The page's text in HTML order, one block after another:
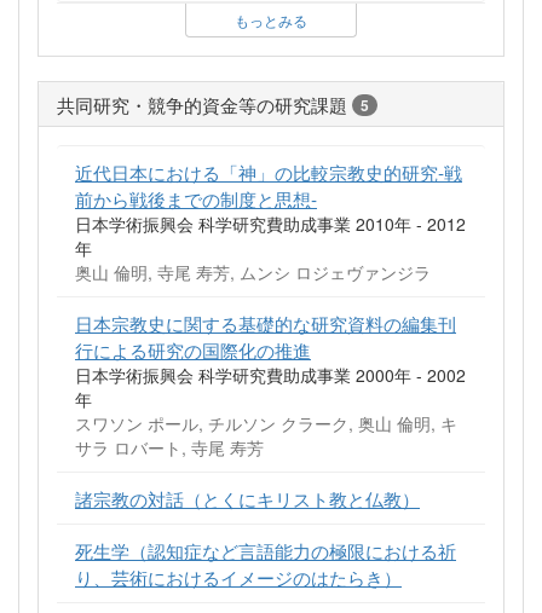
もっとみる
共同研究・競争的資金等の研究課題 5
近代日本における「神」の比較宗教史的研究-戦
前から戦後までの制度と思想-
日本学術振興会 科学研究費助成事業 2010年 - 2012
年
奥山 倫明, 寺尾 寿芳, ムンシ ロジェヴァンジラ
日本宗教史に関する基礎的な研究資料の編集刊
行による研究の国際化の推進
日本学術振興会 科学研究費助成事業 2000年 - 2002
年
スワソン ポール, チルソン クラーク, 奥山 倫明, キ
サラ ロバート, 寺尾 寿芳
諸宗教の対話（とくにキリスト教と仏教）
死生学（認知症など言語能力の極限における祈
り、芸術におけるイメージのはたらき）